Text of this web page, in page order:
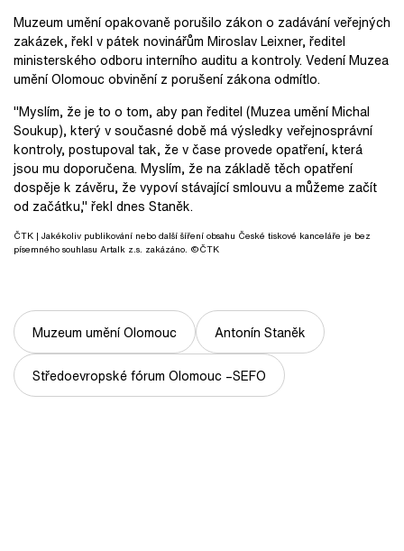
Muzeum umění opakovaně porušilo zákon o zadávání veřejných
zakázek, řekl v pátek novinářům Miroslav Leixner, ředitel
ministerského odboru interního auditu a kontroly. Vedení Muzea
umění Olomouc obvinění z porušení zákona odmítlo.
"Myslím, že je to o tom, aby pan ředitel (Muzea umění Michal
Soukup), který v současné době má výsledky veřejnosprávní
kontroly, postupoval tak, že v čase provede opatření, která
jsou mu doporučena. Myslím, že na základě těch opatření
dospěje k závěru, že vypoví stávající smlouvu a můžeme začít
od začátku," řekl dnes Staněk.
ČTK | Jakékoliv publikování nebo další šíření obsahu České tiskové kanceláře je bez
písemného souhlasu Artalk z.s. zakázáno. ©ČTK
Muzeum umění Olomouc Antonín Staněk
Středoevropské fórum Olomouc –SEFO